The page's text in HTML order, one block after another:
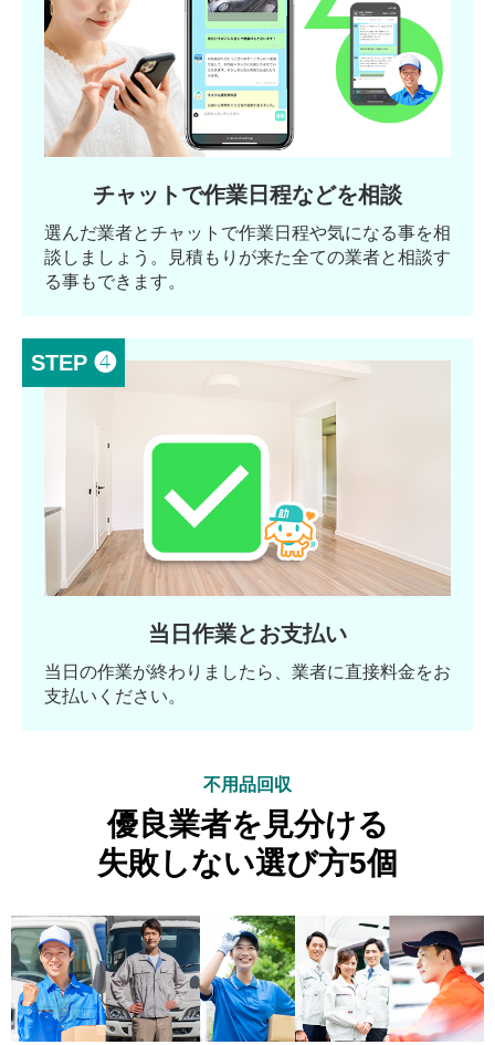
チャットで作業日程などを相談
選んだ業者とチャットで作業日程や気になる事を相
談しましょう。見積もりが来た全ての業者と相談す
る事もできます。
STEP ❹
当日作業とお支払い
当日の作業が終わりましたら、業者に直接料金をお
支払いください。
不用品回収
優良業者を見分ける
失敗しない選び方5個